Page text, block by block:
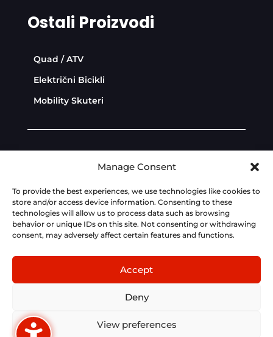
Manage Consent
To provide the best experiences, we use technologies like cookies to
store and/or access device information. Consenting to these
technologies will allow us to process data such as browsing
behavior or unique IDs on this site. Not consenting or withdrawing
consent, may adversely affect certain features and functions.
Accept
Deny
View preferences
Ostali Proizvodi
Quad / ATV
Električni Bicikli
Mobility Skuteri
Dev:AdriaBox
Fotografije, tehnički podaci, cijene i opisi na ovoj
stranici su informativnog karaktera i podložni
izmjenama bez prethodne najave. Za točne
tehničke značajke, cijene i opremljenost modela,